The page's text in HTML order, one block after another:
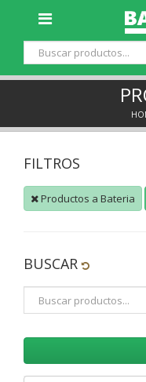
FILTROS
Productos a Bateria
BUSCAR